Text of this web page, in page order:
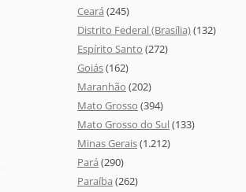
Ceará (245)
Distrito Federal (Brasília)(132)
Espírito Santo (272)
Goiás(162)
Maranhão (202)
Mato Grosso (394)
Mato Grosso do Sul(133)
Minas Gerais(1.212)
Pará (290)
Paraíba (262)